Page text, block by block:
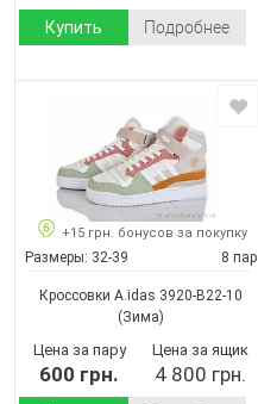
Купить Подробнее
+15 грн. бонусов за покупку
Размеры: 32-39 8 пар
Кроссовки A.idas 3920-B22-10
(Зима)
Цена за пару
600 грн.
Цена за ящик
4 800 грн.